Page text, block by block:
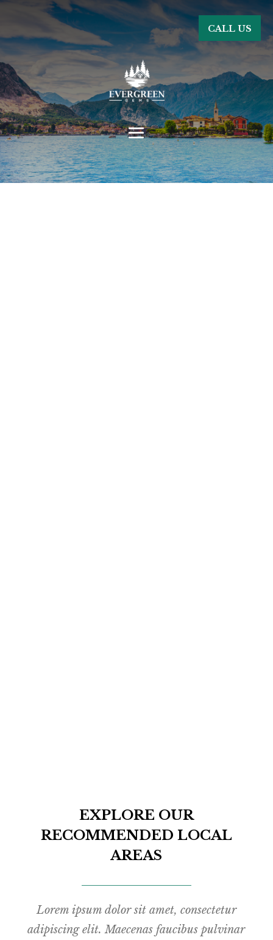
CALL US
EXPLORE OUR
RECOMMENDED LOCAL
AREAS
Lorem ipsum dolor sit amet, consectetur
adipiscing elit. Maecenas faucibus pulvinar